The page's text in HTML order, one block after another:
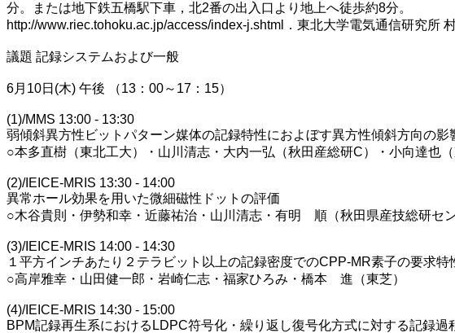
分。または地下鉄五橋駅下車，北2番の出入口より地上へ徒歩約8分。
http://www.riec.tohoku.ac.jp/access/index-j.shtml．東北大学電気通信研究所 村
議題 記録システムおよび一般
6月10日(木) 午後 （13：00～17：15）
(1)/MMS 13:00 - 13:30
弱傾斜異方性ビットパターン媒体の記録特性におよぼす異方性傾斜方向の影
○本多直樹（東北工大）・山川清志・大内一弘（秋田産総研C）・小向達也（
(2)/IEICE-MRIS 13:30 - 14:00
異常ホール効果を用いた微細磁性ドットの評価
○木谷貴則・伊勢和幸・近藤祐治・山川清志・有明 順（秋田県産技総研セン
(3)/IEICE-MRIS 14:00 - 14:30
１平方インチあたり２テラビット以上の記録密度でのCPP-MR素子の要求特
○高岸雅幸・山田健一郎・岩崎仁志・福家ひろみ・橋本 進（東芝）
(4)/IEICE-MRIS 14:30 - 15:00
BPM記録再生系におけるLDPC符号化・繰り返し復号化方式に対する記録過